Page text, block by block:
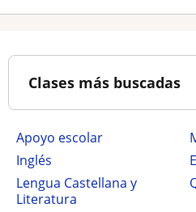
Clases más buscadas
Apoyo escolar
Inglés
Lengua Castellana y
Literatura